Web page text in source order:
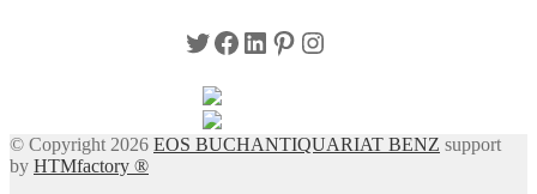
Twitter
Facebook
LinkedIn
Pinterest
Instagram
© Copyright 2026 EOS BUCHANTIQUARIAT BENZ support
by HTMfactory ®